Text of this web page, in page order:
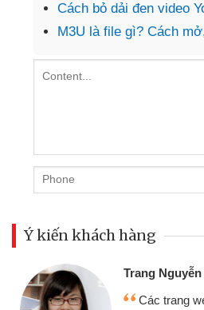
Cách bỏ dải đen video
M3U là file gì? Cách
Ý kiến khách hàng
thiện,